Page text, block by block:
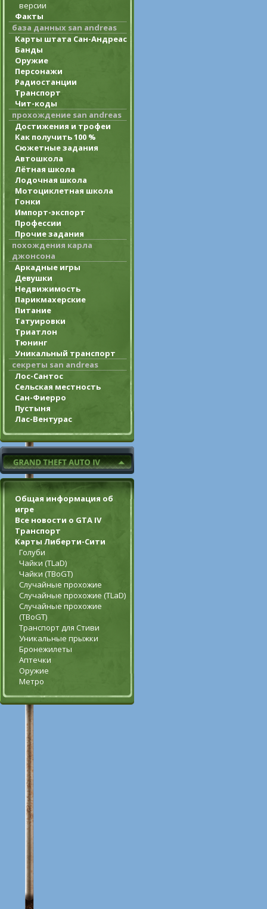
версии
Факты
база данных san andreas
Карты штата Сан-Андреас
Банды
Оружие
Персонажи
Радиостанции
Транспорт
Чит-коды
прохождение san andreas
Достижения и трофеи
Как получить 100 %
Сюжетные задания
Автошкола
Лётная школа
Лодочная школа
Мотоциклетная школа
Гонки
Импорт-экспорт
Профессии
Прочие задания
похождения карла
джонсона
Аркадные игры
Девушки
Недвижимость
Парикмахерские
Питание
Татуировки
Триатлон
Тюнинг
Уникальный транспорт
секреты san andreas
Лос-Сантос
Сельская местность
Сан-Фиерро
Пустыня
Лас-Вентурас
Общая информация об
игре
Все новости о GTA IV
Транспорт
Карты Либерти-Сити
Голуби
Чайки (TLaD)
Чайки (TBoGT)
Случайные прохожие
Случайные прохожие (TLaD)
Случайные прохожие
(TBoGT)
Транспорт для Стиви
Уникальные прыжки
Бронежилеты
Аптечки
Оружие
Метро